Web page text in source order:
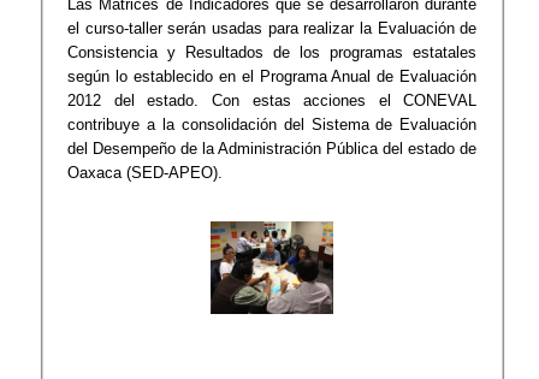
Las Matrices de Indicadores que se desarrollaron durante
el curso-taller serán usadas para realizar la Evaluación de
Consistencia y Resultados de los programas estatales
según lo establecido en el Programa Anual de Evaluación
2012 del estado. Con estas acciones el CONEVAL
contribuye a la consolidación del Sistema de Evaluación
del Desempeño de la Administración Pública del estado de
Oaxaca (SED-APEO).